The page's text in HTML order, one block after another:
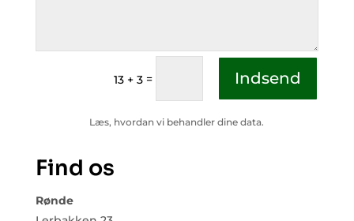
13 + 3 = Indsend
Læs, hvordan vi behandler dine data.
Find os
Rønde